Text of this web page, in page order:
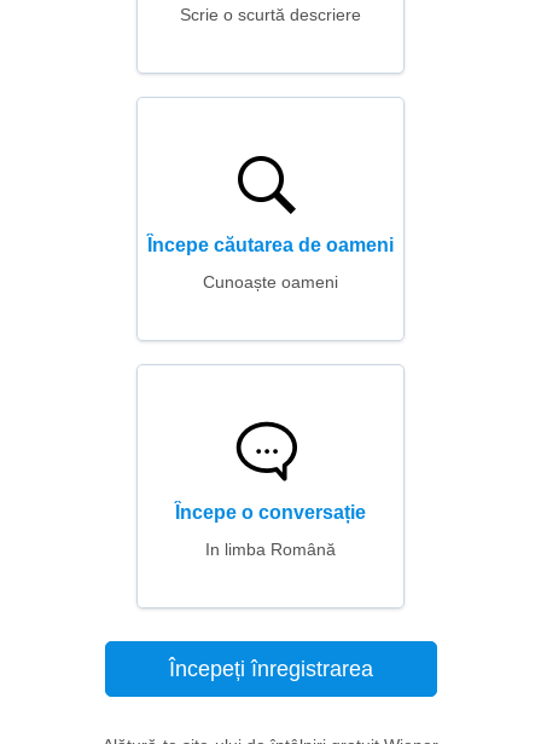
Scrie o scurtă descriere
Începe căutarea de oameni
Cunoaște oameni
Începe o conversație
In limba Română
Începeți înregistrarea